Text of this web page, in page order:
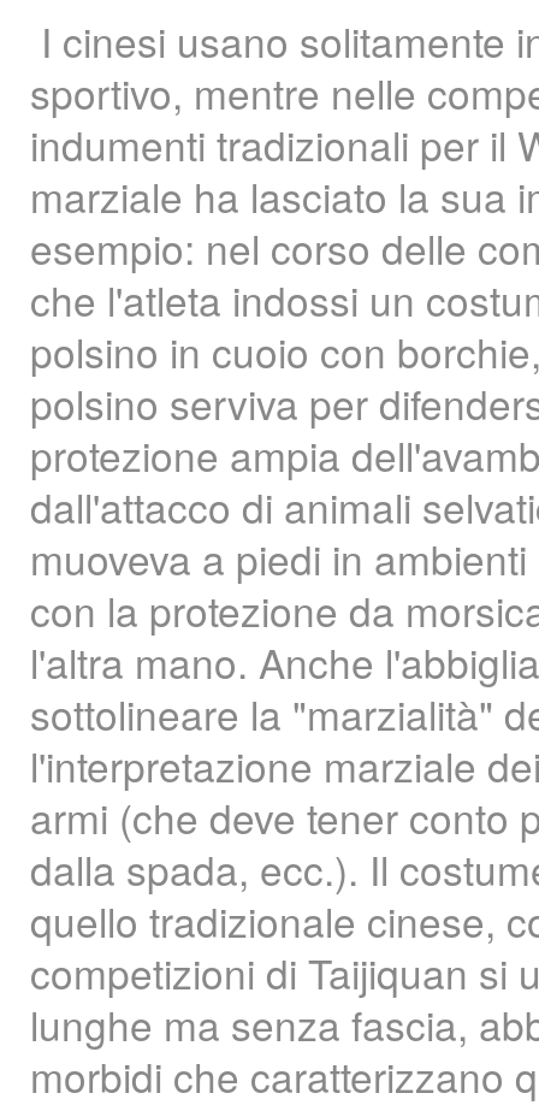
I cinesi usano solitamente
sportivo, mentre nelle
indumenti tradizionali per il
marziale ha lasciato la sua
esempio: nel corso delle
che l'atleta indossi un
polsino in cuoio con
polsino serviva per
protezione ampia
dall'attacco di animali
muoveva a piedi in
con la protezione da
l'altra mano. Anche
sottolineare la "marzialità"
l'interpretazione marziale
armi (che deve tener conto
dalla spada, ecc.). Il
quello tradizionale cinese,
competizioni di Taijiquan si
lunghe ma senza fascia,
morbidi che caratterizzano